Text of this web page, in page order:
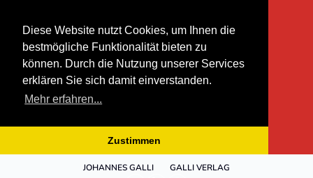
Diese Website nutzt Cookies, um Ihnen die
bestmögliche Funktionalität bieten zu
können. Durch die Nutzung unserer Services
erklären Sie sich damit einverstanden.
Mehr erfahren...
Zustimmen
JOHANNES GALLI GALLI VERLAG